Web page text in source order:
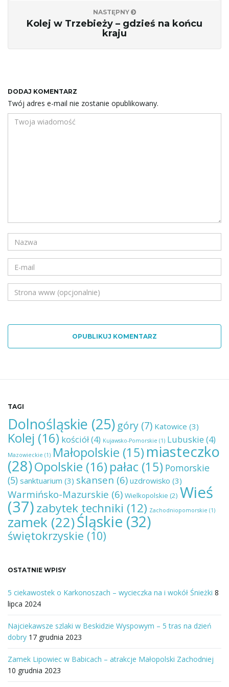
NASTĘPNY
Kolej w Trzebieży – gdzieś na końcu
kraju
DODAJ KOMENTARZ
Twój adres e-mail nie zostanie opublikowany.
OPUBLIKUJ KOMENTARZ
TAGI
Dolnośląskie (25)góry (7) Katowice (3)
Kolej (16) kościół(4) Kujawsko-Pomorskie (1) Lubuskie (4)
Mazowieckie (1) Małopolskie (15) miasteczko
(28)Opolskie (16) pałac (15) Pomorskie
(5) sanktuarium (3) skansen (6) uzdrowisko (3)
Warmińsko-Mazurskie (6) Wielkopolskie (2) Wieś
(37)zabytek techniki (12) Zachodniopomorskie (1)
zamek (22)Śląskie (32)
świętokrzyskie (10)
OSTATNIE WPISY
5 ciekawostek o Karkonoszach – wycieczka na i wokół Śnieżki 8
lipca 2024
Najciekawsze szlaki w Beskidzie Wyspowym – 5 tras na dzień
dobry 17 grudnia 2023
Zamek Lipowiec w Babicach – atrakcje Małopolski Zachodniej
10 grudnia 2023